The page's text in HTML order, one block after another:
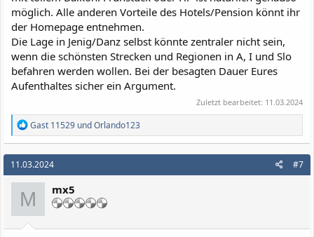
möglich. Alle anderen Vorteile des Hotels/Pension könnt ihr
der Homepage entnehmen.
Die Lage in Jenig/Danz selbst könnte zentraler nicht sein,
wenn die schönsten Strecken und Regionen in A, I und Slo
befahren werden wollen. Bei der besagten Dauer Eures
Aufenthaltes sicher ein Argument.
Zuletzt bearbeitet: 11.03.2024
R
e
a
k
t
i
o
n
e
n
Gast 11529 undOrlando123
11.03.2024 #7
M mx5